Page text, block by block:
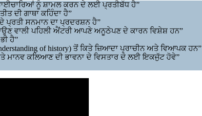
ਨੂੰ ਸ਼ਾਮਲ ਕਰਨ ਦੇ ਲਈ ਪ੍ਰਤੀਬੱਧ ਹੈ”
ਦੀ ਗਾਥਾ ਕਹਿੰਦਾ ਹੈ”
ਪ੍ਰਤੀ ਸਨਮਾਨ ਦਾ ਪ੍ਰਦਰਸ਼ਨ ਹੈ”
ਵਾਲੀ ਪਹਿਲੀ ਐਂਟਰੀ ਆਪਣੇ ਅਨੂਠੇਪਣ ਦੇ ਕਾਰਨ ਵਿਸ਼ੇਸ਼ ਹਨ”
ਹੈ”
of history) ਤੋਂ ਕਿਤੇ ਜ਼ਿਆਦਾ ਪ੍ਰਾਚੀਨ ਅਤੇ ਵਿਆਪਕ ਹਨ”
ਮਾਨਵ ਕਲਿਆਣ ਦੀ ਭਾਵਨਾ ਦੇ ਵਿਸਤਾਰ ਦੇ ਲਈ ਇਕਜੁੱਟ ਹੋਵੇ”